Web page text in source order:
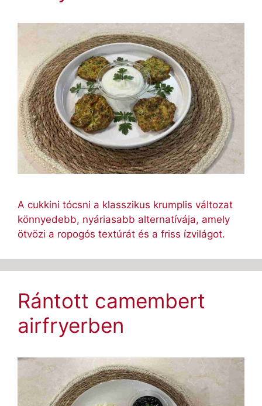
A cukkini tócsni a klasszikus krumplis változat
könnyedebb, nyáriasabb alternatívája, amely
ötvözi a ropogós textúrát és a friss ízvilágot.
Rántott camembert
airfryerben